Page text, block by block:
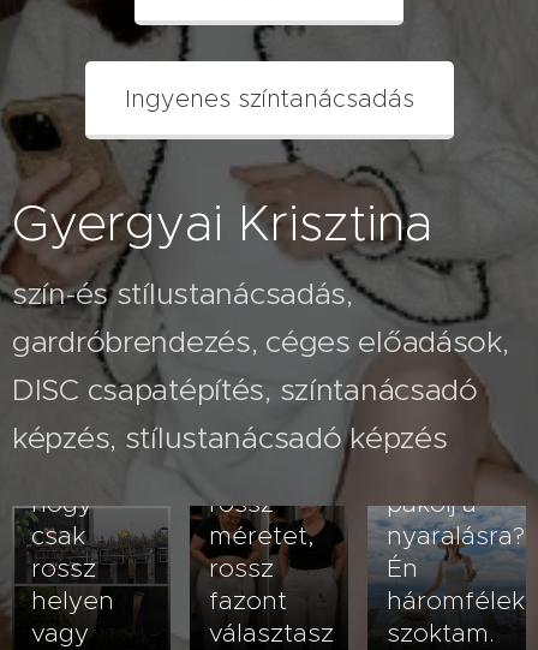
Ingyenes színtanácsadás
Gyergyai Krisztina
szín-és stílustanácsadás,
gardróbrendezés, céges előadások,
DISC csapatépítés, színtanácsadó
képzés, stílustanácsadó képzés
2026.08.03
Nem
veled van
hogy
csak
rossz
helyen
vagy
2026.07.26
A fehér
nadrág
kövérít –
rossz
méretet,
rossz
fazont
választasz
2026.07.23
Hogyan
pakolj a
nyaralásra?
Én
szoktam.